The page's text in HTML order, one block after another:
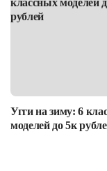
Угги на зиму: 6
моделей до 5к